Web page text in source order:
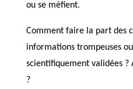
ou se méfient.
Comment faire la part des
informations trompeuses
scientifiquement validées ?
?